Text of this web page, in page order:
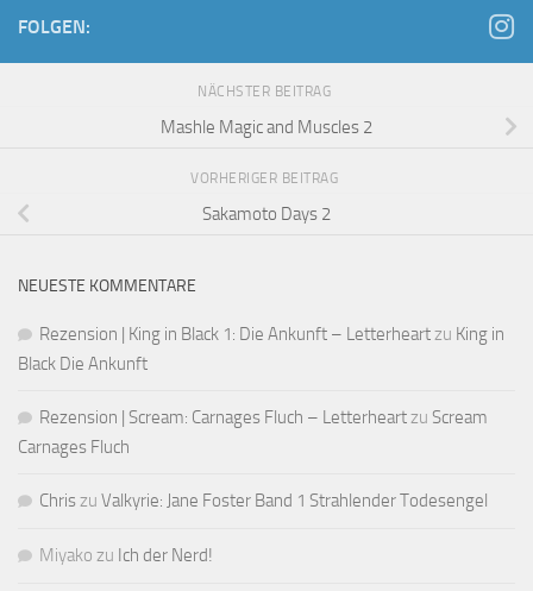
FOLGEN:
NÄCHSTER BEITRAG
Mashle Magic and Muscles 2
VORHERIGER BEITRAG
Sakamoto Days 2
NEUESTE KOMMENTARE
Rezension | King in Black 1: Die Ankunft – Letterheartzu King in
Black Die Ankunft
Rezension | Scream: Carnages Fluch – Letterheartzu Scream
Carnages Fluch
Chriszu Valkyrie: Jane Foster Band 1 Strahlender Todesengel
Miyako zu Ich der Nerd!